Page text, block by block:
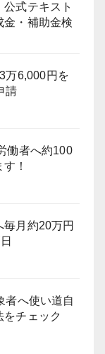
式テキスト
金・補助金検
万6,000円を
請
働者へ約100
！
毎月約20万円
者へ使い道自
チェック